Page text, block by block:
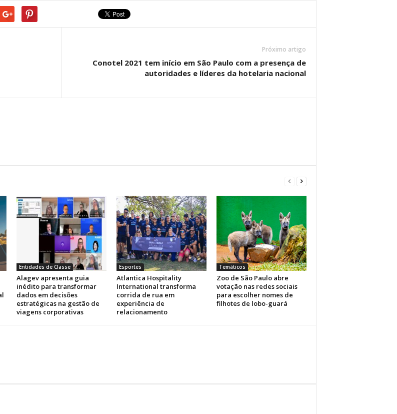
Próximo artigo
Conotel 2021 tem início em São Paulo com a presença de
autoridades e líderes da hotelaria nacional
Entidades de Classe
Alagev apresenta guia
inédito para transformar
dados em decisões
estratégicas na gestão de
viagens corporativas
Esportes
Atlantica Hospitality
International transforma
corrida de rua em
experiência de
relacionamento
Temáticos
Zoo de São Paulo abre
votação nas redes sociais
para escolher nomes de
filhotes de lobo-guará